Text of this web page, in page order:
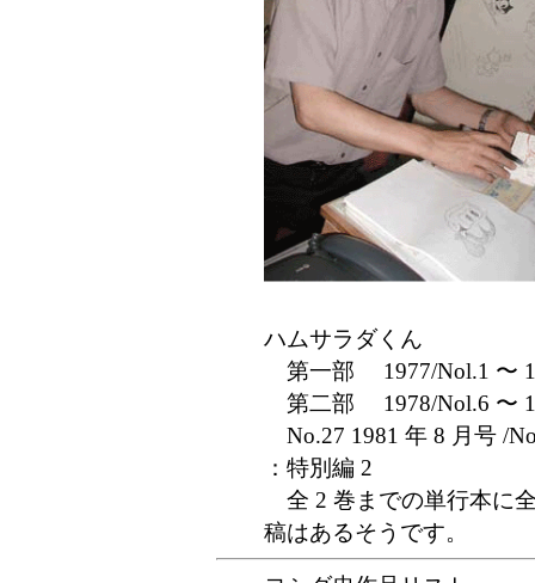
ハムサラダくん
第一部 1977/Nol.1 〜
第二部 1978/Nol.6 〜
No.27 1981 年 8 月号 /
：特別編 2
全 2 巻までの単行本に
稿はあるそうです。